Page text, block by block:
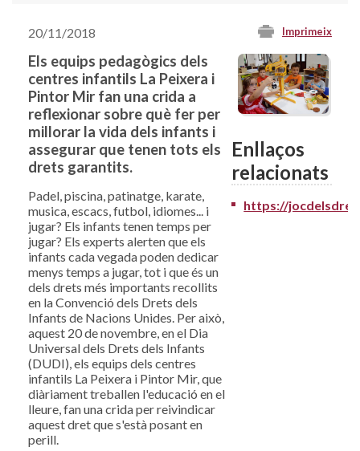
Imprimeix
20/11/2018
Els equips pedagògics dels
centres infantils La Peixera i
Pintor Mir fan una crida a
reflexionar sobre què fer per
millorar la vida dels infants i
assegurar que tenen tots els
drets garantits.
Padel, piscina, patinatge, karate,
musica, escacs, futbol, idiomes... i
jugar? Els infants tenen temps per
jugar? Els experts alerten que els
infants cada vegada poden dedicar
menys temps a jugar, tot i que és un
dels drets més importants recollits
en la Convenció dels Drets dels
Infants de Nacions Unides. Per això,
aquest 20 de novembre, en el Dia
Universal dels Drets dels Infants
(DUDI), els equips dels centres
infantils La Peixera i Pintor Mir, que
diàriament treballen l'educació en el
lleure, fan una crida per reivindicar
aquest dret que s'està posant en
perill.
Enllaços
relacionats
https://